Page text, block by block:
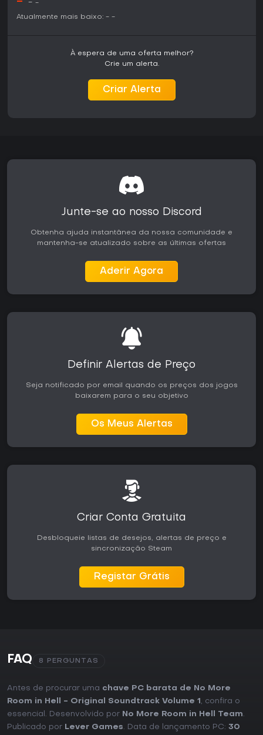
recompensadoras em ambos os modos.
- -
Atualmente mais baixo: - -
À espera de uma oferta melhor?
Crie um alerta.
Criar Alerta
Junte-se ao nosso Discord
Obtenha ajuda instantânea da nossa comunidade e
mantenha-se atualizado sobre as últimas ofertas
Aderir Agora
Definir Alertas de Preço
Seja notificado por email quando os preços dos jogos
baixarem para o seu objetivo
Os Meus Alertas
Criar Conta Gratuita
Desbloqueie listas de desejos, alertas de preço e
sincronização Steam
Registar Grátis
FAQ 8 PERGUNTAS
Antes de procurar uma chave PC barata de No More
Room in Hell - Original Soundtrack Volume 1 , confira o
essencial. Desenvolvido por No More Room in Hell Team.
Publicado por Lever Games. Data de lançamento PC: 30